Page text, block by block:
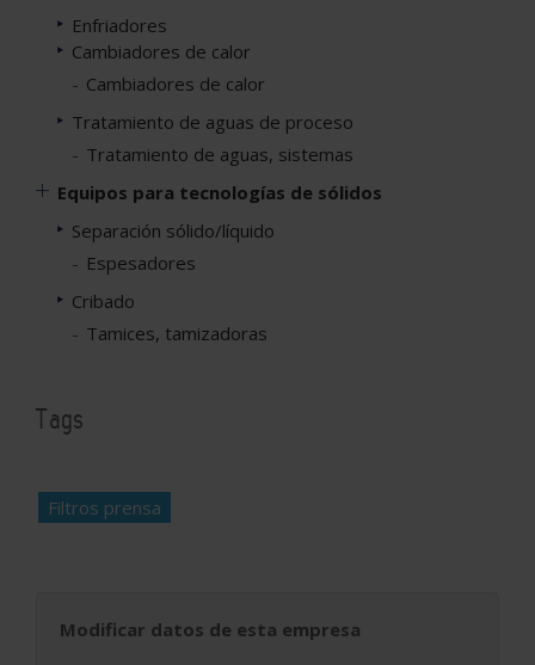
Enfriadores
Cambiadores de calor
Cambiadores de calor
Tratamiento de aguas de proceso
Tratamiento de aguas, sistemas
Equipos para tecnologías de sólidos
Separación sólido/líquido
Espesadores
Cribado
Tamices, tamizadoras
Tags
Filtros prensa
Modificar datos de esta empresa